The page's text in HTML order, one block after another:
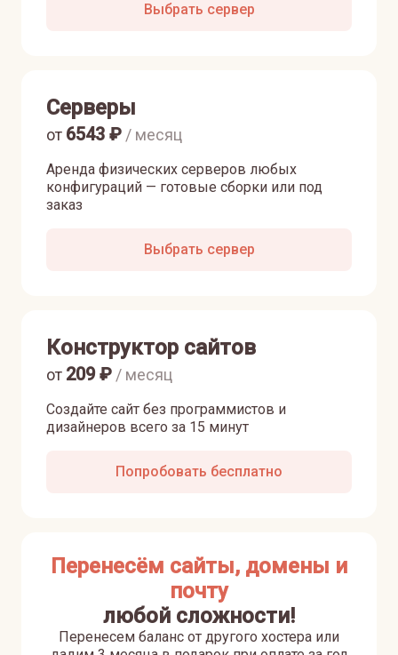
Выбрать сервер
Серверы
Аренда физических серверов любых
конфигураций — готовые сборки или под
заказ
от 6543 ₽ / месяц
Выбрать сервер
Конструктор сайтов
Создайте сайт без программистов и
дизайнеров всего за 15 минут
от 209₽ / месяц
Попробовать бесплатно
Перенесём сайты, домены и
почту
любой сложности!
Перенесем баланс от другого хостера или